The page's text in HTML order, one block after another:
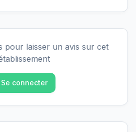
pour laisser un avis sur cet
Se connecter